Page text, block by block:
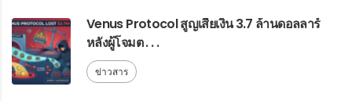
Venus Protocol สูญเสียเงิน 3.7 ล้านดอลลาร์
หลังผู้โจมต . . .
ข่าวสาร